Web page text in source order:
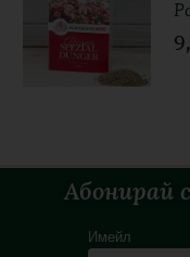
Абонирай
Имейл